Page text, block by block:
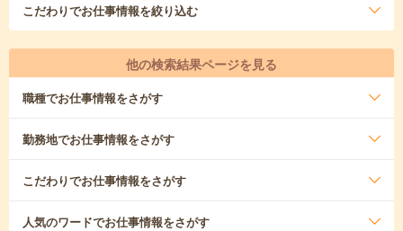
こだわりでお仕事情報を絞り込む
他の検索結果ページを見る
職種でお仕事情報をさがす
勤務地でお仕事情報をさがす
こだわりでお仕事情報をさがす
人気のワードでお仕事情報をさがす